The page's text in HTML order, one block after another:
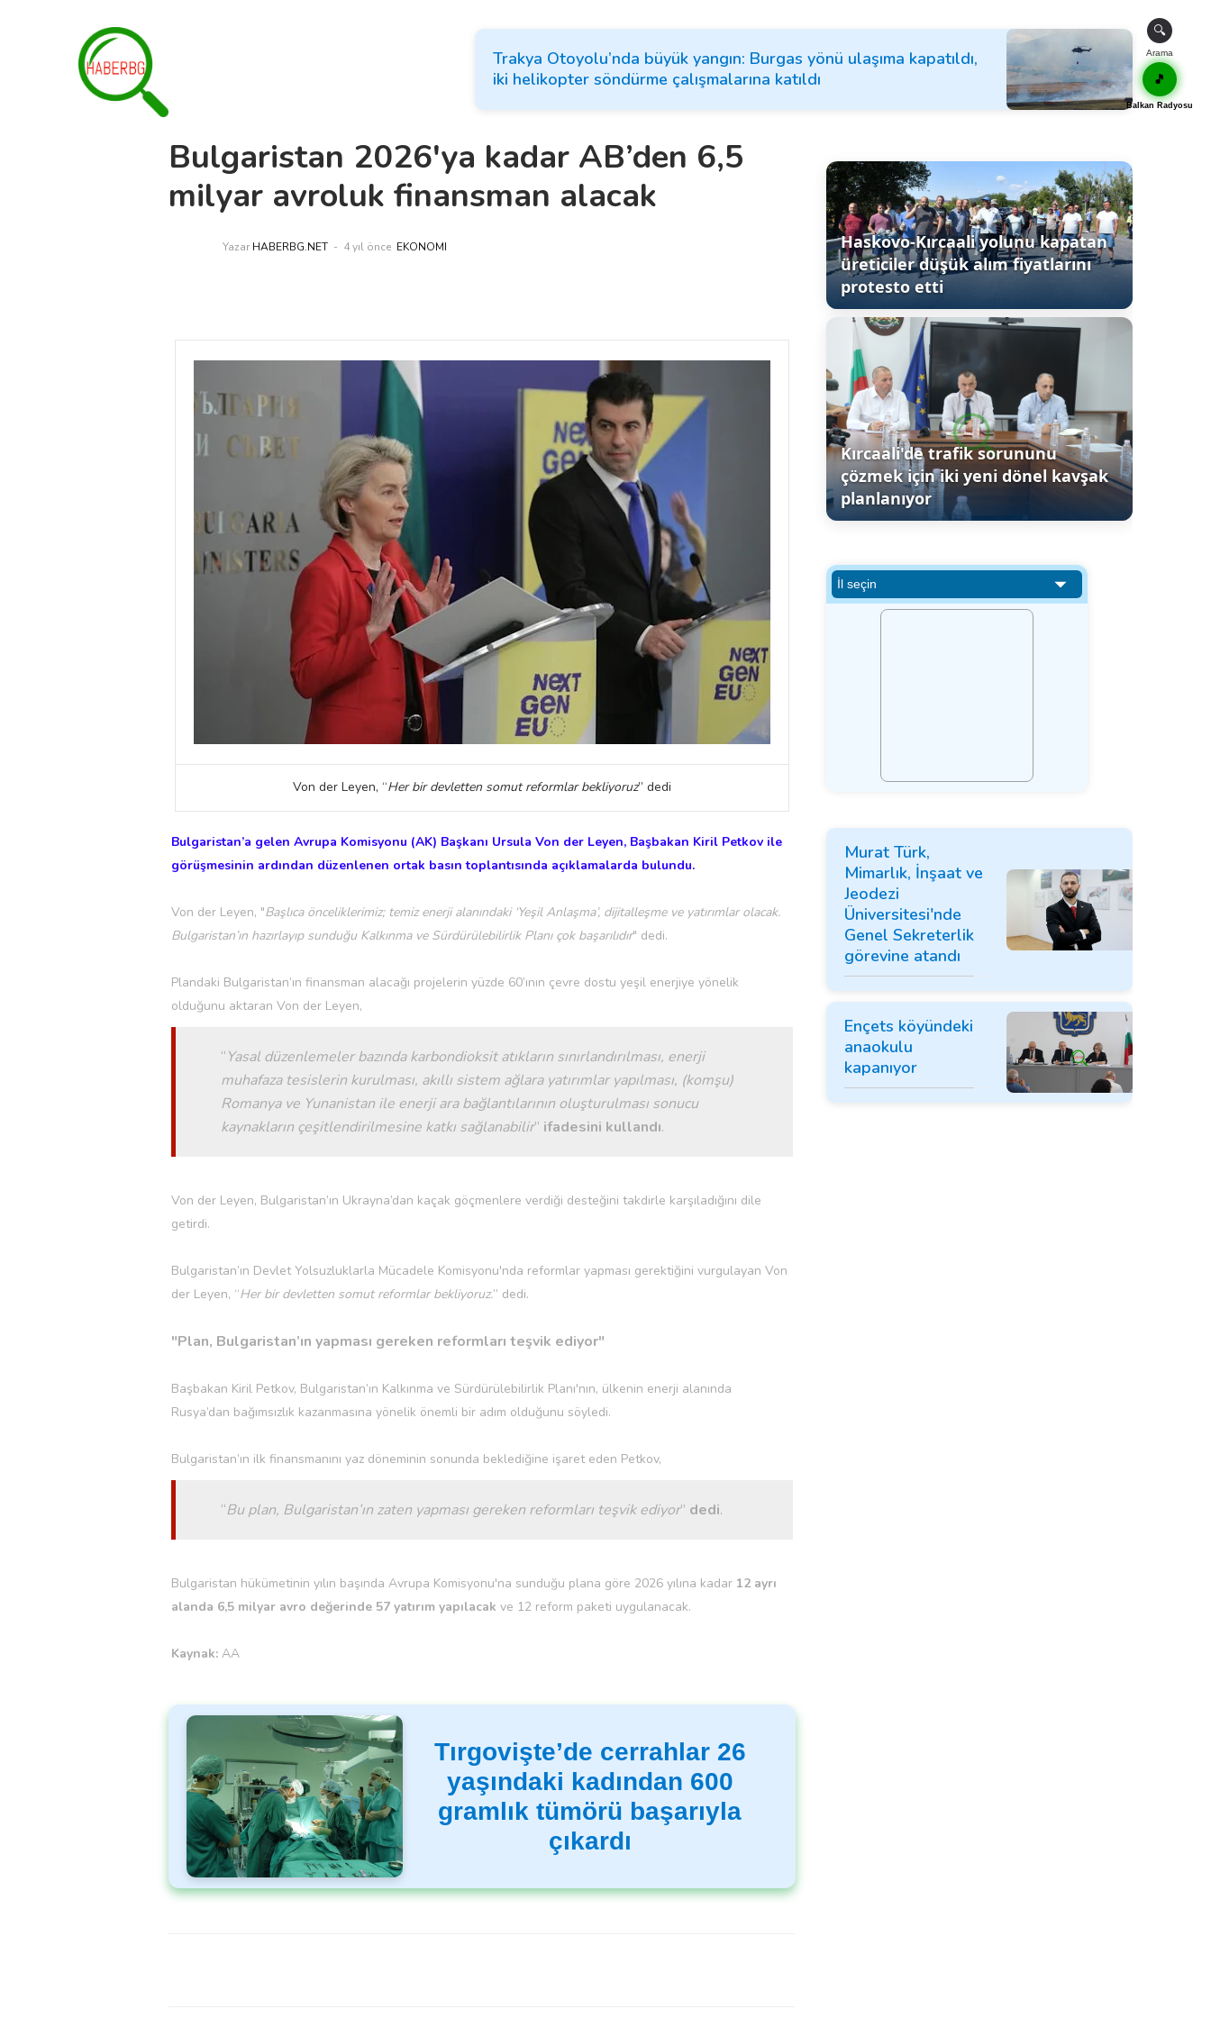
Trakya Otoyolu’nda büyük yangın: Burgas yönü ulaşıma kapatıldı,
iki helikopter söndürme çalışmalarına katıldı
Bulgaristan 2026'ya kadar AB’den 6,5
milyar avroluk finansman alacak
Yazar HABERBG.NET 4 yıl önce EKONOMI
Von der Leyen, “Her bir devletten somut reformlar bekliyoruz” dedi
Bulgaristan’a gelen Avrupa Komisyonu (AK) Başkanı Ursula Von der Leyen, Başbakan Kiril Petkov ile
görüşmesinin ardından düzenlenen ortak basın toplantısında açıklamalarda bulundu.
Von der Leyen, "Başlıca önceliklerimiz; temiz enerji alanındaki ‘Yeşil Anlaşma’, dijitalleşme ve yatırımlar olacak.
Bulgaristan’ın hazırlayıp sunduğu Kalkınma ve Sürdürülebilirlik Planı çok başarılıdır" dedi.
Plandaki Bulgaristan’ın finansman alacağı projelerin yüzde 60’ının çevre dostu yeşil enerjiye yönelik
olduğunu aktaran Von der Leyen,
“Yasal düzenlemeler bazında karbondioksit atıkların sınırlandırılması, enerji
muhafaza tesislerin kurulması, akıllı sistem ağlara yatırımlar yapılması, (komşu)
Romanya ve Yunanistan ile enerji ara bağlantılarının oluşturulması sonucu
kaynakların çeşitlendirilmesine katkı sağlanabilir” ifadesini kullandı.
Von der Leyen, Bulgaristan’ın Ukrayna’dan kaçak göçmenlere verdiği desteğini takdirle karşıladığını dile
getirdi.
Bulgaristan’ın Devlet Yolsuzluklarla Mücadele Komisyonu'nda reformlar yapması gerektiğini vurgulayan Von
der Leyen, “Her bir devletten somut reformlar bekliyoruz.” dedi.
"Plan, Bulgaristan’ın yapması gereken reformları teşvik ediyor"
Başbakan Kiril Petkov, Bulgaristan’ın Kalkınma ve Sürdürülebilirlik Planı'nın, ülkenin enerji alanında
Rusya’dan bağımsızlık kazanmasına yönelik önemli bir adım olduğunu söyledi.
Bulgaristan’ın ilk finansmanını yaz döneminin sonunda beklediğine işaret eden Petkov,
“Bu plan, Bulgaristan’ın zaten yapması gereken reformları teşvik ediyor” dedi.
Bulgaristan hükümetinin yılın başında Avrupa Komisyonu'na sunduğu plana göre 2026 yılına kadar 12 ayrı
alanda 6,5 milyar avro değerinde 57 yatırım yapılacak ve 12 reform paketi uygulanacak.
Kaynak: AA
Tırgovişte’de cerrahlar 26
yaşındaki kadından 600
gramlık tümörü başarıyla
çıkardı
Haskovo-Kırcaali yolunu kapatan
üreticiler düşük alım fiyatlarını
protesto etti
Kırcaali'de trafik sorununu
çözmek için iki yeni dönel kavşak
planlanıyor
Murat Türk,
Mimarlık, İnşaat ve
Jeodezi
Üniversitesi'nde
Genel Sekreterlik
görevine atandı
Ençets köyündeki
anaokulu
kapanıyor
🔍
Arama
🎵
Balkan Radyosu